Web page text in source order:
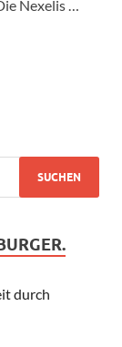
Nexelis …
durch